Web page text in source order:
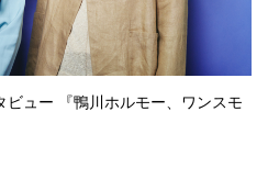
ュー 『鴨川ホルモー、ワンスモ